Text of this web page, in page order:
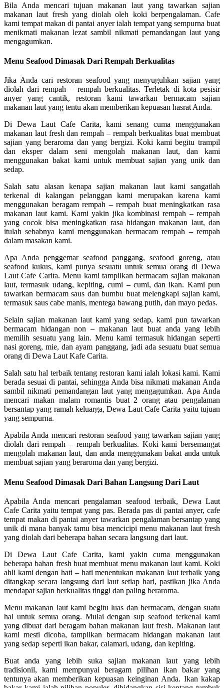
Bila Anda mencari tujuan makanan laut yang tawarkan sajian
makanan laut fresh yang diolah oleh koki berpengalaman. Cafe
kami tempat makan di pantai anyer ialah tempat yang sempurna buat
menikmati makanan lezat sambil nikmati pemandangan laut yang
mengagumkan.
Menu Seafood Dimasak Dari Rempah Berkualitas
Jika Anda cari restoran seafood yang menyuguhkan sajian yang
diolah dari rempah – rempah berkualitas. Terletak di kota pesisir
anyer yang cantik, restoran kami tawarkan bermacam sajian
makanan laut yang tentu akan memberikan kepuasan hasrat Anda.
Di Dewa Laut Cafe Carita, kami senang cuma menggunakan
makanan laut fresh dan rempah – rempah berkualitas buat membuat
sajian yang beraroma dan yang bergizi. Koki kami begitu trampil
dan eksper dalam seni mengolah makanan laut, dan kami
menggunakan bakat kami untuk membuat sajian yang unik dan
sedap.
Salah satu alasan kenapa sajian makanan laut kami sangatlah
terkenal di kalangan pelanggan kami merupakan karena kami
menggunakan beragam rempah – rempah buat meningkatkan rasa
makanan laut kami. Kami yakin jika kombinasi rempah – rempah
yang cocok bisa meningkatkan rasa hidangan makanan laut, dan
itulah sebabnya kami menggunakan bermacam rempah – rempah
dalam masakan kami.
Apa Anda penggemar seafood panggang, seafood goreng, atau
seafood kukus, kami punya sesuatu untuk semua orang di Dewa
Laut Cafe Carita. Menu kami tampilkan bermacam sajian makanan
laut, termasuk udang, kepiting, cumi – cumi, dan ikan. Kami pun
tawarkan bermacam saus dan bumbu buat melengkapi sajian kami,
termasuk saus cabe manis, mentega bawang putih, dan mayo pedas.
Selain sajian makanan laut kami yang sedap, kami pun tawarkan
bermacam hidangan non – makanan laut buat anda yang lebih
memilih sesuatu yang lain. Menu kami termasuk hidangan seperti
nasi goreng, mie, dan ayam panggang, jadi ada sesuatu buat semua
orang di Dewa Laut Kafe Carita.
Salah satu hal terbaik tentang restoran kami ialah lokasi kami. Kami
berada sesuai di pantai, sehingga Anda bisa nikmati makanan Anda
sambil nikmati pemandangan laut yang mengagumkan. Apa Anda
mencari makan malam romantis buat 2 orang atau pengalaman
bersantap yang ramah keluarga, Dewa Laut Cafe Carita yaitu tujuan
yang sempurna.
Apabila Anda mencari restoran seafood yang tawarkan sajian yang
diolah dari rempah – rempah berkualitas. Koki kami bersemangat
mengolah makanan laut, dan anda menggunakan bakat anda untuk
membuat sajian yang beraroma dan yang bergizi.
Menu Seafood Dimasak Dari Bahan Langsung Dari Laut
Apabila Anda mencari pengalaman seafood terbaik, Dewa Laut
Cafe Carita yaitu tempat yang pas. Berada pas di pantai anyer, cafe
tempat makan di pantai anyer tawarkan pengalaman bersantap yang
unik di mana banyak tamu bisa mencicipi menu makanan laut fresh
yang diolah dari beberapa bahan secara langsung dari laut.
Di Dewa Laut Cafe Carita, kami yakin cuma menggunakan
beberapa bahan fresh buat membuat menu makanan laut kami. Koki
ahli kami dengan hati – hati menentukan makanan laut terbaik yang
ditangkap secara langsung dari laut setiap hari, pastikan jika Anda
mendapat sajian berkualitas tinggi dan paling beraroma.
Menu makanan laut kami begitu luas dan bermacam, dengan suatu
hal untuk semua orang. Mulai dengan sup seafood terkenal kami
yang dibuat dari beragam bahan makanan laut fresh. Makanan laut
kami mesti dicoba, tampilkan bermacam hidangan makanan laut
yang sedap seperti ikan bakar, calamari, udang, dan kepiting.
Buat anda yang lebih suka sajian makanan laut yang lebih
tradisionil, kami mempunyai beragam pilihan ikan bakar yang
tentunya akan memberikan kepuasan keinginan Anda. Ikan kakap